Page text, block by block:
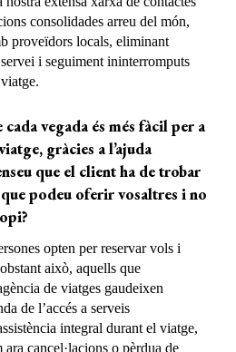
consolidades arreu del món,
proveïdors locals, eliminant
i seguiment ininterromputs
vegada és més fàcil per a
gràcies a l’ajuda
que el client ha de trobar
podeu oferir vosaltres i no
opten per reservar vols i
això, aquells que
de viatges gaudeixen
de l’accés a serveis
integral durant el viatge,
cancel·lacions o pèrdua de